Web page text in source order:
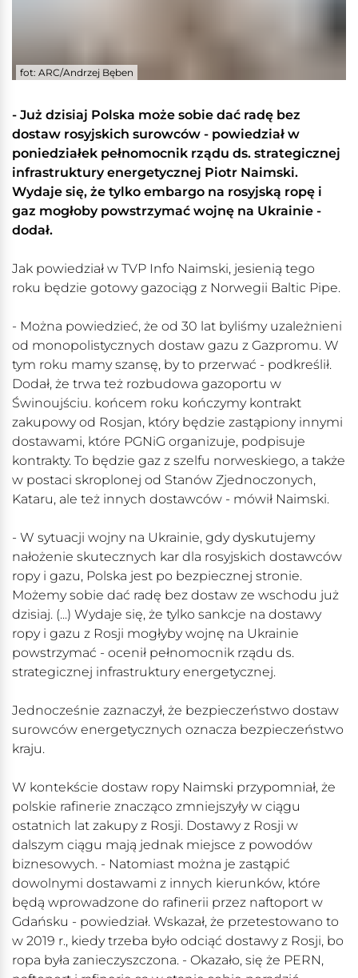
fot: ARC/Andrzej Bęben
- Już dzisiaj Polska może sobie dać radę bez
dostaw rosyjskich surowców - powiedział w
poniedziałek pełnomocnik rządu ds. strategicznej
infrastruktury energetycznej Piotr Naimski.
Wydaje się, że tylko embargo na rosyjską ropę i
gaz mogłoby powstrzymać wojnę na Ukrainie -
dodał.
Jak powiedział w TVP Info Naimski, jesienią tego
roku będzie gotowy gazociąg z Norwegii Baltic Pipe.
- Można powiedzieć, że od 30 lat byliśmy uzależnieni
od monopolistycznych dostaw gazu z Gazpromu. W
tym roku mamy szansę, by to przerwać - podkreślił.
Dodał, że trwa też rozbudowa gazoportu w
Świnoujściu. końcem roku kończymy kontrakt
zakupowy od Rosjan, który będzie zastąpiony innymi
dostawami, które PGNiG organizuje, podpisuje
kontrakty. To będzie gaz z szelfu norweskiego, a także
w postaci skroplonej od Stanów Zjednoczonych,
Kataru, ale też innych dostawców - mówił Naimski.
- W sytuacji wojny na Ukrainie, gdy dyskutujemy
nałożenie skutecznych kar dla rosyjskich dostawców
ropy i gazu, Polska jest po bezpiecznej stronie.
Możemy sobie dać radę bez dostaw ze wschodu już
dzisiaj. (...) Wydaje się, że tylko sankcje na dostawy
ropy i gazu z Rosji mogłyby wojnę na Ukrainie
powstrzymać - ocenił pełnomocnik rządu ds.
strategicznej infrastruktury energetycznej.
Jednocześnie zaznaczył, że bezpieczeństwo dostaw
surowców energetycznych oznacza bezpieczeństwo
kraju.
W kontekście dostaw ropy Naimski przypomniał, że
polskie rafinerie znacząco zmniejszyły w ciągu
ostatnich lat zakupy z Rosji. Dostawy z Rosji w
dalszym ciągu mają jednak miejsce z powodów
biznesowych. - Natomiast można je zastąpić
dowolnymi dostawami z innych kierunków, które
będą wprowadzone do rafinerii przez naftoport w
Gdańsku - powiedział. Wskazał, że przetestowano to
w 2019 r., kiedy trzeba było odciąć dostawy z Rosji, bo
ropa była zanieczyszczona. - Okazało, się że PERN,